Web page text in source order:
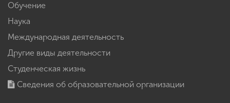
Обучение
Наука
Международная деятельность
Другие виды деятельности
Студенческая жизнь
Сведения об образовательной организации